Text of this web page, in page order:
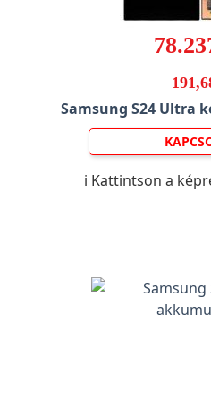
Samsung S24 Ultra
ℹ️ Kattintson a